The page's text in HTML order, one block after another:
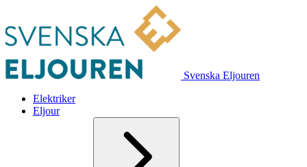
Svenska Eljouren
Elektriker
Eljour